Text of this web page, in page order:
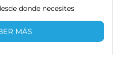
donde necesites
MÁS